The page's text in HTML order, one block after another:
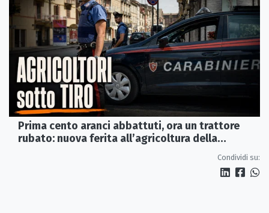
Prima cento aranci abbattuti, ora un trattore
rubato: nuova ferita all’agricoltura della
Condividi su: